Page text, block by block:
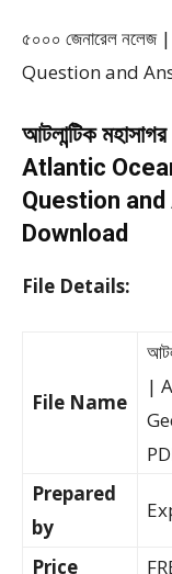
৫০০০ জেনারেল
Question and
আটলান্টিক
Atlantic
Question and
Download
File Details:
File Name
|
Prepared
by
Price